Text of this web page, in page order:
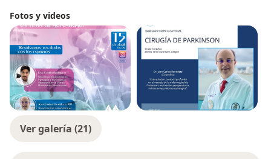
Fotos y videos
Ver galería (21)